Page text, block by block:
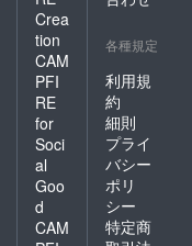
Crea
tion
CAM
PFI
RE
for
Soci
al
Goo
d
CAM
各種規定
利用規
約
細則
プライ
バシー
ポリ
シー
特定商